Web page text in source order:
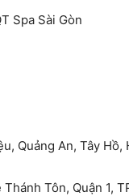
Spa Sài Gòn
Quảng An, Tây
Tôn, Quận 1,